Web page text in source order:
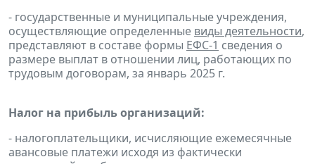
- государственные и муниципальные учреждения,
осуществляющие определенные виды деятельности,
представляют в составе формы ЕФС-1 сведения о
размере выплат в отношении лиц, работающих по
трудовым договорам, за январь 2025 г.
Налог на прибыль организаций:
- налогоплательщики, исчисляющие ежемесячные
авансовые платежи исходя из фактически